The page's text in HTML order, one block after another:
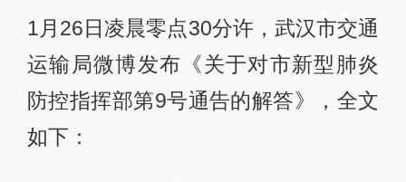
1月26日凌晨零点30分许，武汉市交通
运输局微博发布《关于对市新型肺炎
防控指挥部第9号通告的解答》，全文
如下：